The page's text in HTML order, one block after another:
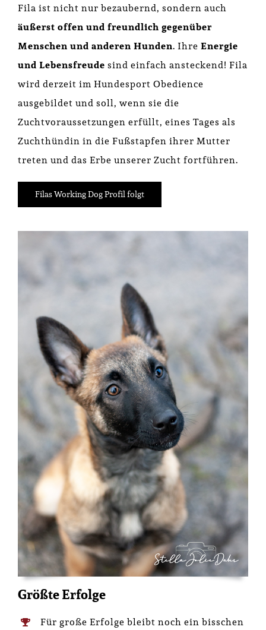
Fila ist nicht nur bezaubernd, sondern auch
äußerst offen und freundlich gegenüber
Menschen und anderen Hunden. Ihre Energie
und Lebensfreude sind einfach ansteckend! Fila
wird derzeit im Hundesport Obedience
ausgebildet und soll, wenn sie die
Zuchtvoraussetzungen erfüllt, eines Tages als
Zuchthündin in die Fußstapfen ihrer Mutter
treten und das Erbe unserer Zucht fortführen.
Filas Working Dog Profil folgt
Größte Erfolge
Für große Erfolge bleibt noch ein bisschen